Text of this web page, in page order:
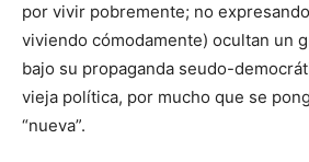
por vivir pobremente; no
viviendo cómodamente) ocultan un
bajo su propaganda seudo-
vieja política, por mucho que se
“nueva”.